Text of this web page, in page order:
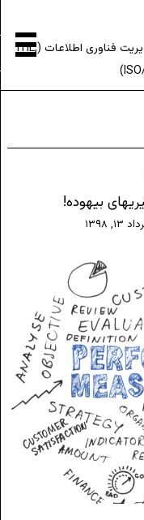
مشاور و مدرس چارچوبها و استانداردهای مدیریت فناوری اطلاعات (ITIL,
بیهوده!
۱۳۹۸